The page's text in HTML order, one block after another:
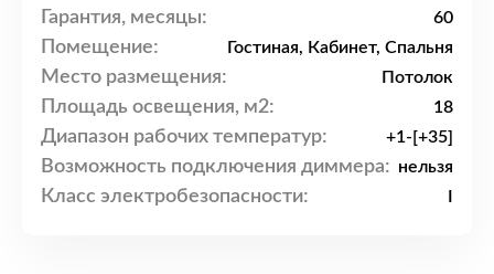
Гарантия, месяцы: 60
Помещение: Гостиная, Кабинет, Спальня
Место размещения: Потолок
Площадь освещения, м2: 18
Диапазон рабочих температур: +1-[+35]
Возможность подключения диммера: нельзя
Класс электробезопасности: